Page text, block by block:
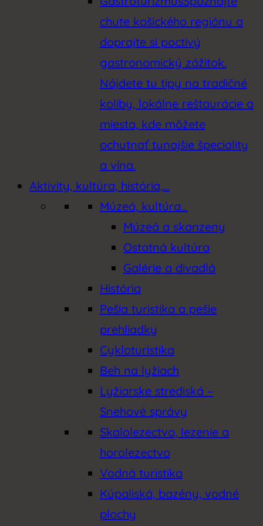
chute košického regiónu a
doprajte si poctivý
gastronomický zážitok.
Nájdete tu tipy na tradičné
koliby, lokálne reštaurácie a
miesta, kde môžete
ochutnať tunajšie špeciality
a vína.
Aktivity, kultúra, história,…
Múzeá, kultúra…
Múzeá a skanzeny
Ostatná kultúra
Galérie a divadlá
História
Pešia turistika a pešie
prehliadky
Cykloturistika
Beh na lyžiach
Lyžiarske strediská –
Snehové správy
Skalolezectvo, lezenie a
horolezectvo
Vodná turistika
Kúpaliská, bazény, vodné
plochy